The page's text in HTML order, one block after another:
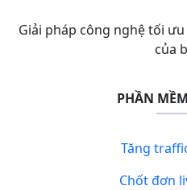
Giải pháp công nghệ tối
của
PHẦN
Tăng
Chốt đơn